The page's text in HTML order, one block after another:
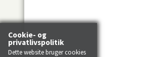
Cookie- og
privatlivspolitik
Dette website bruger cookies